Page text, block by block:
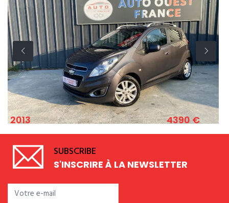
SPARK 1.2 ESSENCE 82 CV
4390 € 2011
SUBSCRIBE
S'INSCRIRE À LA NEWSLETTER